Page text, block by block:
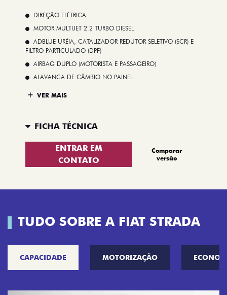
DIREÇÃO ELÉTRICA
MOTOR MULTIJET 2.2 TURBO DIESEL
ADBLUE URÉIA, CATALIZADOR REDUTOR SELETIVO (SCR) E
FILTRO PARTICULADO (DPF)
AIRBAG DUPLO (MOTORISTA E PASSAGEIRO)
ALAVANCA DE CÂMBIO NO PAINEL
VER MAIS
FICHA TÉCNICA
ENTRAR EM
CONTATO
Comparar
versão
TUDO SOBRE A FIAT STRADA
CAPACIDADE MOTORIZAÇÃO